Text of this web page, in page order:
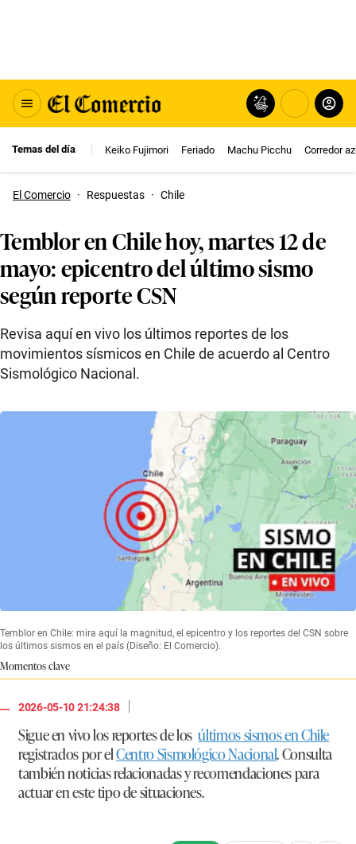
Temas del día Keiko Fujimori Feriado Machu Picchu Corredor
El Comercio · Respuestas · Chile
Temblor en Chile hoy, martes 12 de
mayo: epicentro del último sismo
según reporte CSN
Revisa aquí en vivo los últimos reportes de los
movimientos sísmicos en Chile de acuerdo al Centro
Sismológico Nacional.
Temblor en Chile: mira aquí la magnitud, el epicentro y los reportes del CSN sobre
los últimos sismos en el país (Diseño: El Comercio).
Momentos clave
2026-05-10 21:24:38
|
Sigue en vivo los reportes de losúltimos sismos en Chile
registrados por elCentro Sismológico Nacional. Consulta
también noticias relacionadas y recomendaciones para
actuar en este tipo de situaciones.